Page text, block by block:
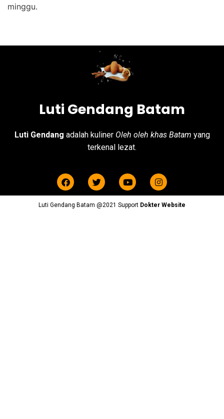
minggu.
Luti Gendang Batam
Luti Gendang adalah kuliner Oleh oleh khas Batam yang
terkenal lezat.
Luti Gendang Batam @2021 Support Dokter Website